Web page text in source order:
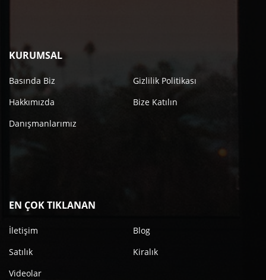
KURUMSAL
Basında Biz
Gizlilik Politikası
Hakkımızda
Bize Katılın
Danışmanlarımız
EN ÇOK TIKLANAN
İletişim
Blog
Satılık
Kiralık
Videolar